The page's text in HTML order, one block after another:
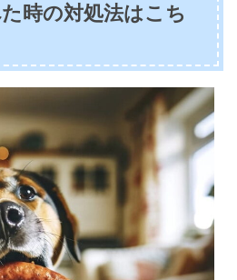
時の対処法はこち